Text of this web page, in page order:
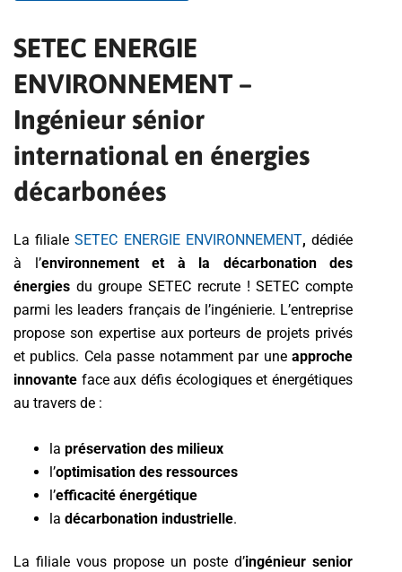
SETEC ENERGIE
ENVIRONNEMENT –
Ingénieur sénior
international en énergies
décarbonées
La filialeSETEC ENERGIE ENVIRONNEMENT,dédiée
à l’environnement et à la décarbonation des
énergies du groupe SETEC recrute ! SETEC compte
parmi les leaders français de l’ingénierie. L’entreprise
propose son expertise aux porteurs de projets privés
et publics. Cela passe notamment par une approche
innovante face aux défis écologiques et énergétiques
au travers de :
la préservation des milieux
l’optimisation des ressources
l’efficacité énergétique
la décarbonation industrielle.
La filiale vous propose un poste d’ingénieur senior